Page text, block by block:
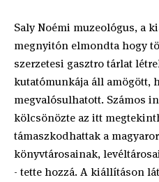
Saly Noémi muzeológus, a
megnyitón elmondta hogy
szerzetesi gasztro tárlat
kutatómunkája áll amögött,
megvalósulhatott. Számos
kölcsönözte az itt
támaszkodhattak a
könyvtárosainak,
- tette hozzá. A kiállításon